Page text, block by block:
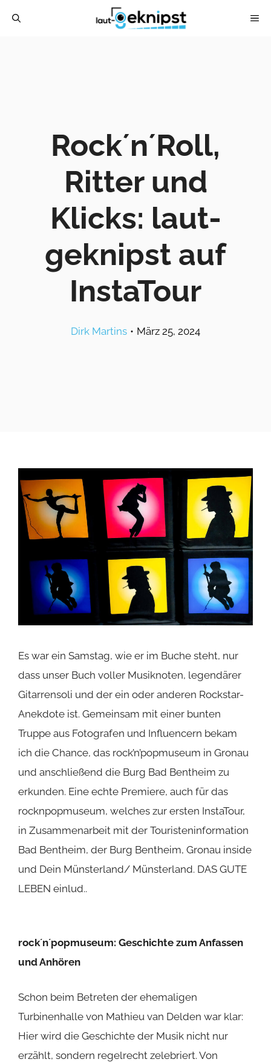
Rock´n´Roll,
Ritter und
Klicks: laut-
geknipst auf
InstaTour
Dirk Martins • März 25, 2024
Es war ein Samstag, wie er im Buche steht, nur
dass unser Buch voller Musiknoten, legendärer
Gitarrensoli und der ein oder anderen Rockstar-
Anekdote ist. Gemeinsam mit einer bunten
Truppe aus Fotografen und Influencern bekam
ich die Chance, das rock’n’popmuseum in Gronau
und anschließend die Burg Bad Bentheim zu
erkunden. Eine echte Premiere, auch für das
rocknpopmuseum, welches zur ersten InstaTour,
in Zusammenarbeit mit der Touristeninformation
Bad Bentheim, der Burg Bentheim, Gronau inside
und Dein Münsterland/ Münsterland. DAS GUTE
LEBEN einlud..
rock´n´popmuseum: Geschichte zum Anfassen
und Anhören
Schon beim Betreten der ehemaligen
Turbinenhalle von Mathieu van Delden war klar:
Hier wird die Geschichte der Musik nicht nur
erzählt, sondern regelrecht zelebriert. Von